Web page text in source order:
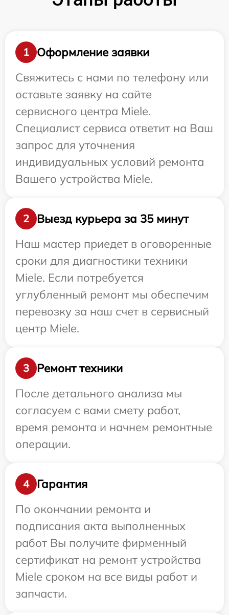
1
Оформление заявки
Свяжитесь с нами по телефону или
оставьте заявку на сайте
сервисного центра Miele.
Специалист сервиса ответит на Ваш
запрос для уточнения
индивидуальных условий ремонта
Вашего устройства Miele.
2
Выезд курьера за 35 минут
Наш мастер приедет в оговоренные
сроки для диагностики техники
Miele. Если потребуется
углубленный ремонт мы обеспечим
перевозку за наш счет в сервисный
центр Miele.
3
Ремонт техники
После детального анализа мы
согласуем с вами смету работ,
время ремонта и начнем ремонтные
операции.
4
Гарантия
По окончании ремонта и
подписания акта выполненных
работ Вы получите фирменный
сертификат на ремонт устройства
Miele сроком на все виды работ и
запчасти.